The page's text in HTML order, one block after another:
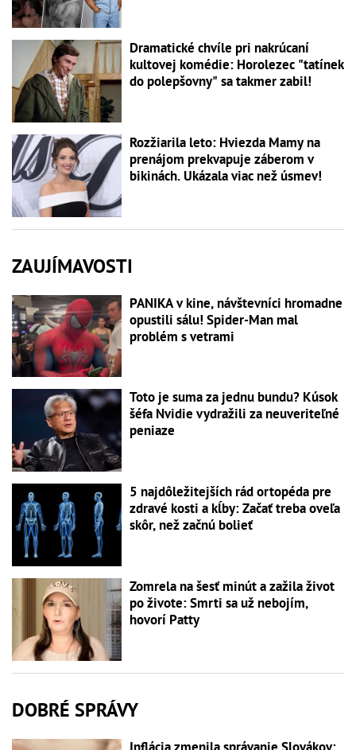
Dramatické chvíle pri nakrúcaní
kultovej komédie: Horolezec "tatínek
do polepšovny" sa takmer zabil!
Rozžiarila leto: Hviezda Mamy na
prenájom prekvapuje záberom v
bikinách. Ukázala viac než úsmev!
ZAUJÍMAVOSTI
PANIKA v kine, návštevníci hromadne
opustili sálu! Spider-Man mal
problém s vetrami
Toto je suma za jednu bundu? Kúsok
šéfa Nvidie vydražili za neuveriteľné
peniaze
5 najdôležitejších rád ortopéda pre
zdravé kosti a kĺby: Začať treba oveľa
skôr, než začnú bolieť
Zomrela na šesť minút a zažila život
po živote: Smrti sa už nebojím,
hovorí Patty
DOBRÉ SPRÁVY